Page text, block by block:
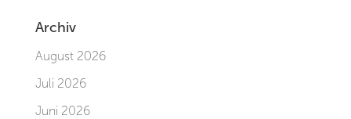
Archiv
August 2026
Juli 2026
Juni 2026